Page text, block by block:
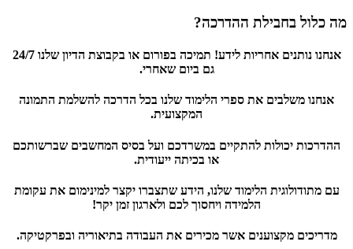
מה כלול בחבילת ההדרכה?
אנחנו נותנים אחריות לידע! תמיכה בפורום או בקבוצת הדיון שלנו 24/7
גם ביום שאחרי.
אנחנו משלבים את ספרי הלימוד שלנו בכל הדרכה להשלמת התמונה
המקצועית.
ההדרכות יכולות להתקיים במשרדכם ועל בסיס המחשבים שברשותכם
או בכיתה ייעודית.
עם מתודולוגית הלימוד שלנו, הידע שתצברו יקצר למינימום את עקומת
הלמידה ויחסוך לכם ולארגון זמן יקר!
מדריכים מקצוענים אשר מכירים את העבודה בתיאוריה ובפרקטיקה.